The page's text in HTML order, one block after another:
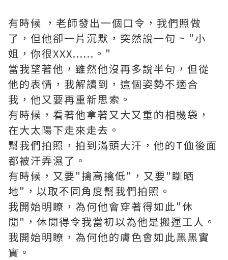
有時候 ，老師發出一個口令，我們照做
了，但他卻一片沉默，突然說一句 ~ "小
姐，你很XXX......。"
當我望著他，雖然他沒再多說半句，但從
他的表情，我解讀到，這個姿勢不適合
我，他又要再重新思索。
有時候，看著他拿著又大又重的相機袋，
在大太陽下走來走去。
幫我們拍照，拍到滿頭大汗，他的T侐後面
都被汗弄濕了。
有時候，又要"擒高擒低"，又要"瞓晒
地"，以取不同角度幫我們拍照。
我開始明瞭，為何他會穿著得如此"休
閒"，休閒得令我當初以為他是搬運工人。
我開始明瞭，為何他的膚色會如此黑黑實
實。